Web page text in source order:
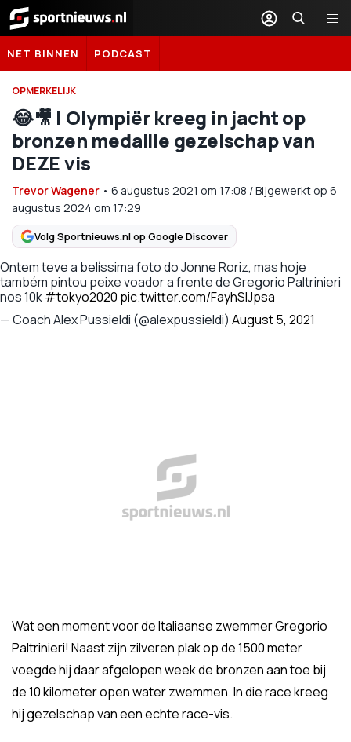
Sportnieuws.nl
NET BINNEN PODCAST
OPMERKELIJK
😂🎥 | Olympiër kreeg in jacht op
bronzen medaille gezelschap van
DEZE vis
Trevor Wagener • 6 augustus 2021 om 17:08 /Bijgewerkt op 6
augustus 2024 om 17:29
Volg Sportnieuws.nl op Google Discover
Ontem teve a belíssima foto do Jonne Roriz, mas hoje
também pintou peixe voador a frente de Gregorio Paltrinieri
nos 10k#tokyo2020 pic.twitter.com/FayhSIJpsa
— Coach Alex Pussieldi (@alexpussieldi) August 5, 2021
Wat een moment voor de Italiaanse zwemmer Gregorio
Paltrinieri! Naast zijn zilveren plak op de 1500 meter
voegde hij daar afgelopen week de bronzen aan toe bij
de 10 kilometer open water zwemmen. In die race kreeg
hij gezelschap van een echte race-vis.